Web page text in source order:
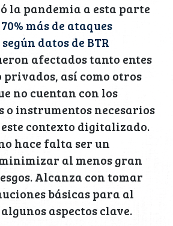
la pandemia a esta parte
más de ataques
datos de BTR
afectados tanto entes
privados, así como otros
no cuentan con los
o instrumentos necesarios
contexto digitalizado.
hace falta ser un
al menos gran
Alcanza con tomar
básicas para al
aspectos clave.